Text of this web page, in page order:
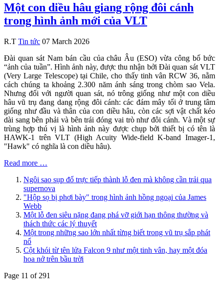
Một con diều hâu giang rộng đôi cánh
trong hình ảnh mới của VLT
R.T Tin tức 07 March 2026
Đài quan sát Nam bán cầu của châu Âu (ESO) vừa công bố bức
“ảnh của tuần”. Hình ảnh này, được thu nhận bởi Đài quan sát VLT
(Very Large Telescope) tại Chile, cho thấy tinh vân RCW 36, nằm
cách chúng ta khoảng 2.300 năm ánh sáng trong chòm sao Vela.
Nhưng đối với người quan sát, nó trông giống như một con diều
hâu vũ trụ đang dang rộng đôi cánh: các đám mây tối ở trung tâm
giống như đầu và thân của con diều hâu, còn các sợi vật chất kéo
dài sang bên phải và bên trái đóng vai trò như đôi cánh. Và một sự
trùng hợp thú vị là hình ảnh này được chụp bởi thiết bị có tên là
HAWK-1 trên VLT (High Acuity Wide-field K-band Imager-1,
"Hawk" có nghĩa là con diều hâu).
Read more …
Ngôi sao sụp đổ trực tiếp thành lỗ đen mà không cần trải qua
supernova
"Hộp sọ bị phơi bày" trong hình ảnh hồng ngoại của James
Webb
Một lỗ đen siêu nặng đang phá vỡ giới hạn thông thường và
thách thức các lý thuyết
Một trong những sao lớn nhất từng biết trong vũ trụ sắp phát
nổ
Cột khói từ tên lửa Falcon 9 như một tinh vân, hay một đóa
hoa nở trên bầu trời
Page 11 of 291